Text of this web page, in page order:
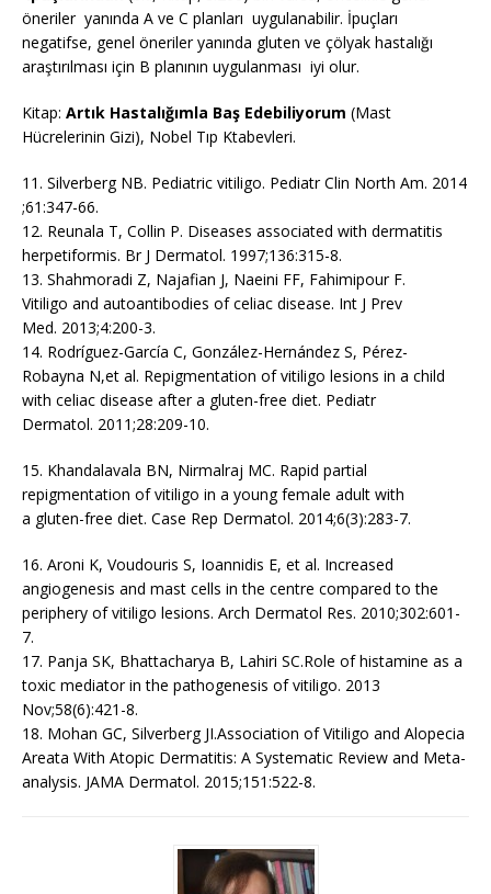
öneriler yanında A ve C planları uygulanabilir. İpuçları
negatifse, genel öneriler yanında gluten ve çölyak hastalığı
araştırılması için B planının uygulanması iyi olur.
Kitap: Artık Hastalığımla Baş Edebiliyorum (Mast
Hücrelerinin Gizi), Nobel Tıp Ktabevleri.
11. Silverberg NB. Pediatric vitiligo. Pediatr Clin North Am. 2014
;61:347-66.
12. Reunala T, Collin P. Diseases associated with dermatitis
herpetiformis. Br J Dermatol. 1997;136:315-8.
13. Shahmoradi Z, Najafian J, Naeini FF, Fahimipour F.
Vitiligo and autoantibodies of celiac disease. Int J Prev
Med. 2013;4:200-3.
14. Rodríguez-García C, González-Hernández S, Pérez-
Robayna N,et al. Repigmentation of vitiligo lesions in a child
with celiac disease after a gluten-free diet. Pediatr
Dermatol. 2011;28:209-10.
15. Khandalavala BN, Nirmalraj MC. Rapid partial
repigmentation of vitiligo in a young female adult with
a gluten-free diet. Case Rep Dermatol. 2014;6(3):283-7.
16. Aroni K, Voudouris S, Ioannidis E, et al. Increased
angiogenesis and mast cells in the centre compared to the
periphery of vitiligo lesions. Arch Dermatol Res. 2010;302:601-
7.
17. Panja SK, Bhattacharya B, Lahiri SC.Role of histamine as a
toxic mediator in the pathogenesis of vitiligo. 2013
Nov;58(6):421-8.
18. Mohan GC, Silverberg JI.Association of Vitiligo and Alopecia
Areata With Atopic Dermatitis: A Systematic Review and Meta-
analysis. JAMA Dermatol. 2015;151:522-8.